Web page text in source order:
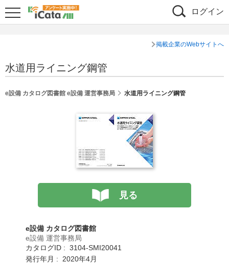
ログイン
掲載企業のWebサイトへ
水道用ライニング鋼管
e設備 カタログ図書館 e設備 運営事務局 水道用ライニング鋼管
見る
e設備 カタログ図書館
e設備 運営事務局
カタログID : 3104-SMI20041
発行年月 : 2020年4月